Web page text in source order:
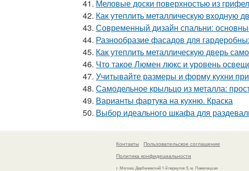
41. Меловые доски поверхностью из
42. Как утеплить металлическую входную
43. Современный дизайн спальни:
44. Разнообразие фасадов для
45. Как утеплить металлическую дверь
46. Что такое Люмен люкс и уровень
47. Учитывайте размеры и форму кухни
48. Самодельное крыльцо из металла:
49. Варианты фартука на кухню. Краска
50. Выбор идеального шкафа для
Контакты
Пользовательское соглашение
Политика конфидециальности
г. Москва, Дербеневский 1-й переулок 5, м. Павелецкая